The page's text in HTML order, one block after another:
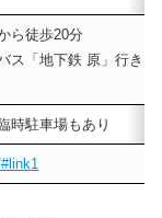
ら徒歩20分
ス「地下鉄 原」行き
時駐車場もあり